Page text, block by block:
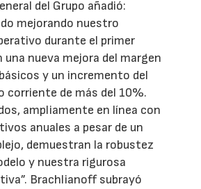
del Grupo añadió:
mejorando nuestro
durante el primer
nueva mejora del margen
y un incremento del
corriente de más del 10%.
ampliamente en línea con
anuales a pesar de un
demuestran la robustez
y nuestra rigurosa
Brachlianoff subrayó